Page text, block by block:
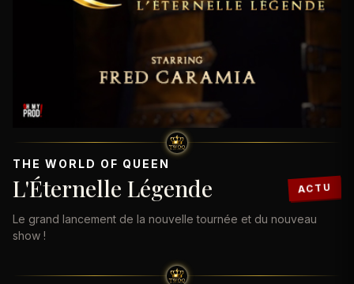
THE WORLD OF QUEEN
L'Éternelle Légende ACTU
Le grand lancement de la nouvelle tournée et du nouveau
show !